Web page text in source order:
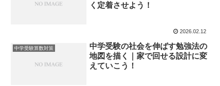
く定着させよう！
2026.02.12
中学受験算数対策
中学受験の社会を伸ばす勉強法の
地図を描く｜家で回せる設計に変
えていこう！